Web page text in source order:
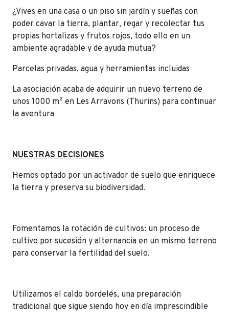
¿Vives en una casa o un piso sin jardín y sueñas con
poder cavar la tierra, plantar, regar y recolectar tus
propias hortalizas y frutos rojos, todo ello en un
ambiente agradable y de ayuda mutua?
Parcelas privadas, agua y herramientas incluidas
La asociación acaba de adquirir un nuevo terreno de
unos 1000 m² en Les Arravons (Thurins) para continuar
la aventura
NUESTRAS DECISIONES
Hemos optado por un activador de suelo que enriquece
la tierra y preserva su biodiversidad.
Fomentamos la rotación de cultivos: un proceso de
cultivo por sucesión y alternancia en un mismo terreno
para conservar la fertilidad del suelo.
Utilizamos el caldo bordelés, una preparación
tradicional que sigue siendo hoy en día imprescindible